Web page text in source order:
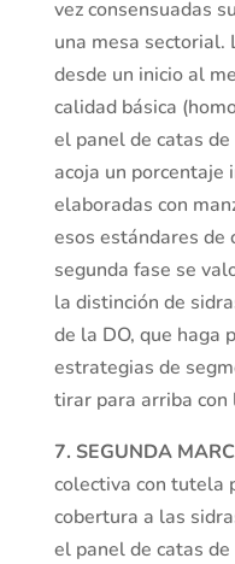
vez consensuadas
una mesa sectorial.
desde un inicio al
calidad básica
el panel de catas
acoja un
elaboradas con
esos estándares de
segunda fase se
la distinción de
de la DO, que haga
estrategias de
tirar para arriba con
7. SEGUNDA
colectiva con tutela
cobertura a las
el panel de catas